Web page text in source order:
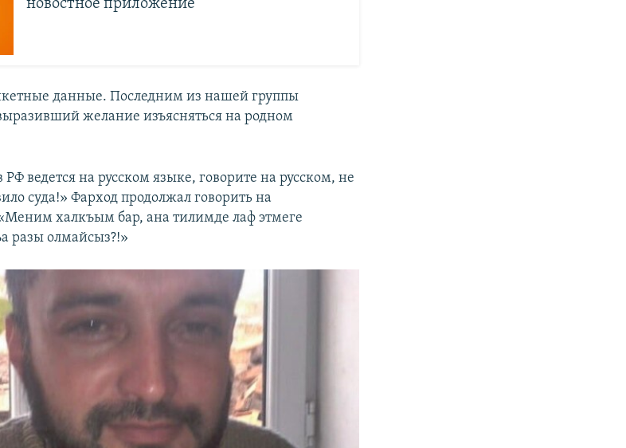
новостное приложение
данные. Последним из нашей группы
желание изъясняться на родном
РФ ведется на русском языке, говорите на русском, не
суда!» Фарход продолжал говорить на
халкъым бар, ана тилимде лаф этмеге
разы олмайсыз?!»